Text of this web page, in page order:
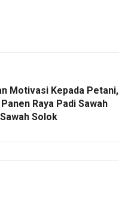
Motivasi Kepada Petani,
Raya Padi Sawah
Solok